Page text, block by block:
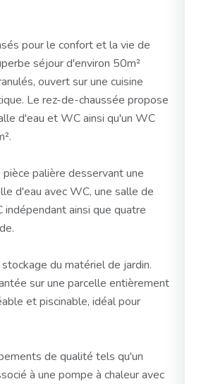
pour le confort et la vie de
séjour d'environ 50m²
ouvert sur une cuisine
Le rez-de-chaussée propose
d'eau et WC ainsi qu'un WC
palière desservant une
d'eau avec WC, une salle de
ainsi que quatre
du matériel de jardin.
sur une parcelle entièrement
et piscinable, idéal pour
de qualité tels qu'un
à une pompe à chaleur avec